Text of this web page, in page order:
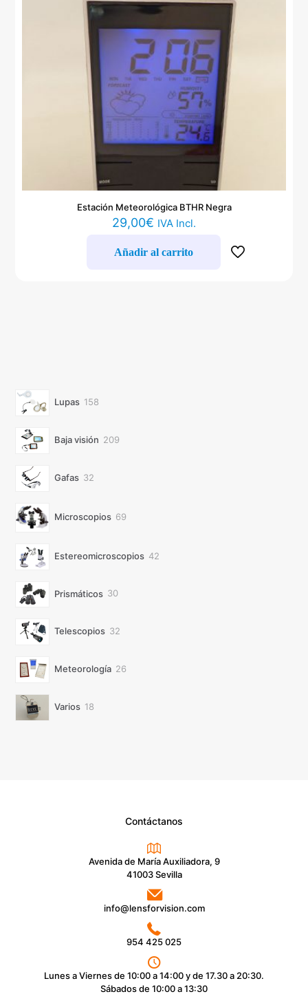
Estación Meteorológica BTHR Negra
29,00€ IVA Incl.
Añadir al carrito
Lupas 158158
Baja visión 209209
Gafas 3232
Microscopios 6969
Estereomicroscopios 4242
Prismáticos 3030
Telescopios 3232
Meteorología 2626
Varios 1818
Contáctanos
Avenida de María Auxiliadora, 9
41003 Sevilla
info@lensforvision.com
954 425 025
Lunes a Viernes de 10:00 a 14:00 y de 17.30 a 20:30.
Sábados de 10:00 a 13:30